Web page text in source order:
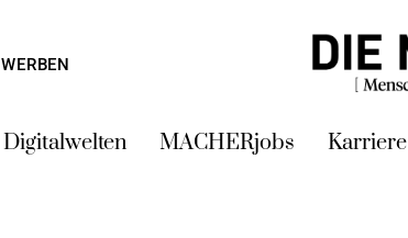
WERBEN
Digitalwelten MACHERjobs Karriere